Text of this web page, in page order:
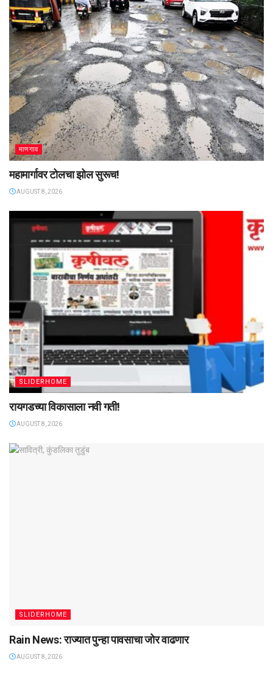
माणगाव
महामार्गावर टोलचा झोल सुरूच!
AUGUST 8, 2026
SLIDERHOME
रायगडच्या विकासाला नवी गती!
AUGUST 8, 2026
SLIDERHOME
Rain News: राज्यात पुन्हा पावसाचा जोर वाढणार
AUGUST 8, 2026